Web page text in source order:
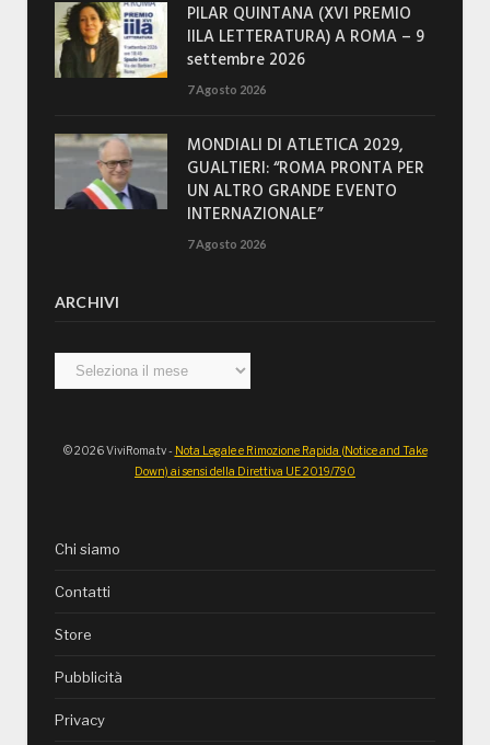
PILAR QUINTANA (XVI PREMIO
IILA LETTERATURA) A ROMA – 9
settembre 2026
7 Agosto 2026
MONDIALI DI ATLETICA 2029,
GUALTIERI: “ROMA PRONTA PER
UN ALTRO GRANDE EVENTO
INTERNAZIONALE”
7 Agosto 2026
ARCHIVI
Archivi
© 2026 ViviRoma.tv - Nota Legale e Rimozione Rapida (Notice and Take
Down) ai sensi della Direttiva UE 2019/790
Chi siamo
Contatti
Store
Pubblicità
Privacy